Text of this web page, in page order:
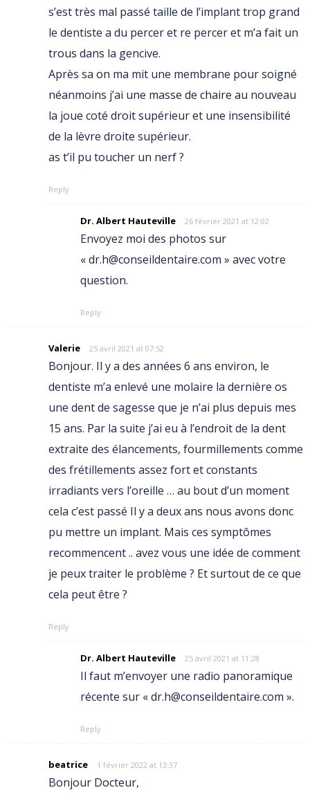
s’est très mal passé taille de l’implant trop grand
le dentiste a du percer et re percer et m’a fait un
trous dans la gencive.
Après sa on ma mit une membrane pour soigné
néanmoins j’ai une masse de chaire au nouveau
la joue coté droit supérieur et une insensibilité
de la lèvre droite supérieur.
as t’il pu toucher un nerf ?
Reply
Dr. Albert Hauteville 26 février 2021 at 12:02
Envoyez moi des photos sur
« dr.h@conseildentaire.com » avec votre
question.
Reply
Valerie 25 avril 2021 at 07:52
Bonjour. Il y a des années 6 ans environ, le
dentiste m’a enlevé une molaire la dernière os
une dent de sagesse que je n’ai plus depuis mes
15 ans. Par la suite j’ai eu à l’endroit de la dent
extraite des élancements, fourmillements comme
des frétillements assez fort et constants
irradiants vers l’oreille … au bout d’un moment
cela c’est passé Il y a deux ans nous avons donc
pu mettre un implant. Mais ces symptômes
recommencent .. avez vous une idée de comment
je peux traiter le problème ? Et surtout de ce que
cela peut être ?
Reply
Dr. Albert Hauteville 25 avril 2021 at 11:28
Il faut m’envoyer une radio panoramique
récente sur « dr.h@conseildentaire.com ».
Reply
beatrice 1 février 2022 at 13:37
Bonjour Docteur,